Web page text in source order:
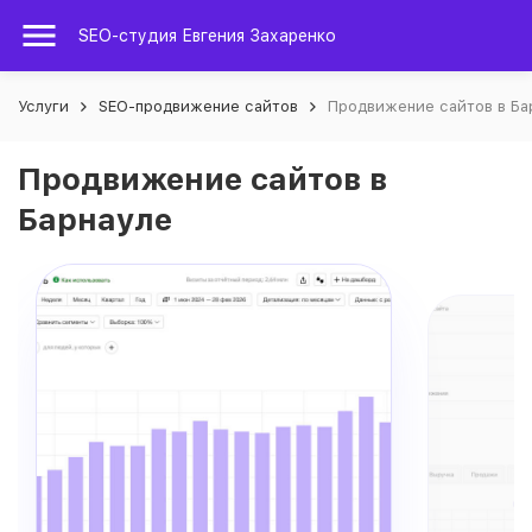
SEO-студия Евгения Захаренко
Услуги SEO-продвижение сайтов Продвижение сайтов в
Продвижение сайтов в
Барнауле